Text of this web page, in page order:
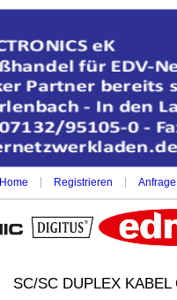
Home Registrieren Anfrage
SC/SC DUPLEX